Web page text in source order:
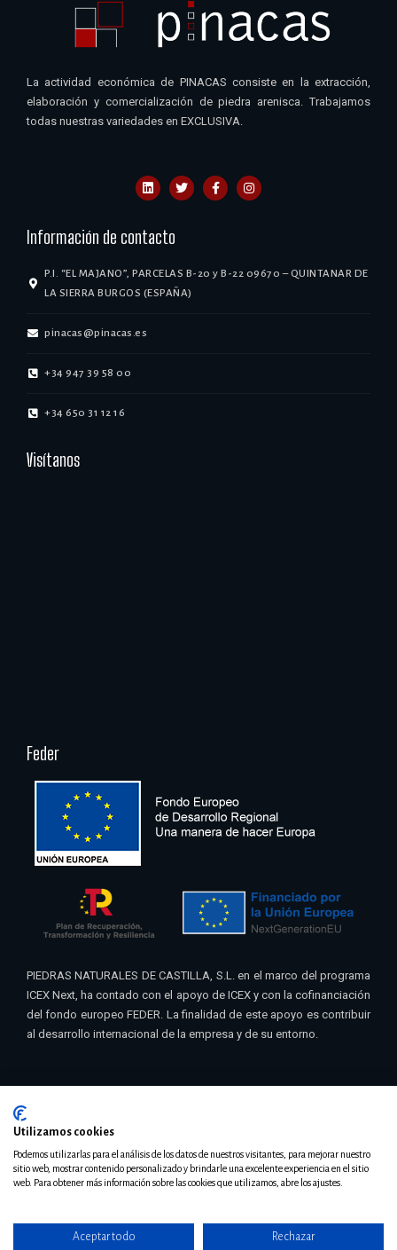
La actividad económica de PINACAS consiste en la extracción,
elaboración y comercialización de piedra arenisca. Trabajamos
todas nuestras variedades en EXCLUSIVA.
Información de contacto
P.I. “EL MAJANO”, PARCELAS B-20 y B-22 09670 – QUINTANAR DE
LA SIERRA BURGOS (ESPAÑA)
pinacas@pinacas.es
+34 947 39 58 00
+34 650 31 12 16
Visítanos
Feder
PIEDRAS NATURALES DE CASTILLA, S.L. en el marco del programa
ICEX Next, ha contado con el apoyo de ICEX y con la cofinanciación
del fondo europeo FEDER. La finalidad de este apoyo es contribuir
al desarrollo internacional de la empresa y de su entorno.
© 2021 Pinacas | DiseñoTeseo – Eribea
Utilizamos cookies
Podemos utilizarlas para el análisis de los datos de nuestros visitantes, para mejorar nuestro
sitio web, mostrar contenido personalizado y brindarle una excelente experiencia en el sitio
web. Para obtener más información sobre las cookies que utilizamos, abre los ajustes.
Aceptar todo Rechazar